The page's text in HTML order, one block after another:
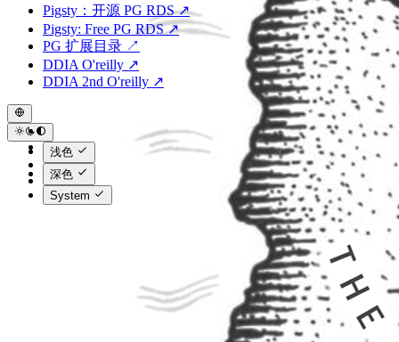
Pigsty：开源 PG RDS ↗
Pigsty: Free PG RDS ↗
PG 扩展目录 ↗
DDIA O'reilly ↗
DDIA 2nd O'reilly ↗
浅色
深色
System